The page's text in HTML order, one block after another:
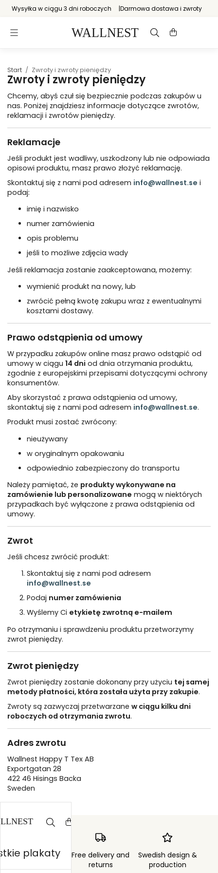
Wysyłka w ciągu 3 dni roboczych Darmowa dostawa i zwroty
Start / Zwroty i zwroty pieniędzy
Zwroty i zwroty pieniędzy
Chcemy, abyś czuł się bezpiecznie podczas zakupów u
nas. Poniżej znajdziesz informacje dotyczące zwrotów,
reklamacji i zwrotów pieniędzy.
Reklamacje
Jeśli produkt jest wadliwy, uszkodzony lub nie odpowiada
opisowi produktu, masz prawo złożyć reklamację.
Skontaktuj się z nami pod adresem info@wallnest.se i
podaj:
imię i nazwisko
numer zamówienia
opis problemu
jeśli to możliwe zdjęcia wady
Jeśli reklamacja zostanie zaakceptowana, możemy:
wymienić produkt na nowy, lub
zwrócić pełną kwotę zakupu wraz z ewentualnymi
kosztami dostawy.
Prawo odstąpienia od umowy
W przypadku zakupów online masz prawo odstąpić od
umowy w ciągu 14 dni od dnia otrzymania produktu,
zgodnie z europejskimi przepisami dotyczącymi ochrony
konsumentów.
Aby skorzystać z prawa odstąpienia od umowy,
skontaktuj się z nami pod adresem info@wallnest.se.
Produkt musi zostać zwrócony:
nieużywany
w oryginalnym opakowaniu
odpowiednio zabezpieczony do transportu
Należy pamiętać, że produkty wykonywane na
zamówienie lub personalizowane mogą w niektórych
przypadkach być wyłączone z prawa odstąpienia od
umowy.
Zwrot
Jeśli chcesz zwrócić produkt:
Skontaktuj się z nami pod adresem
info@wallnest.se
Podaj numer zamówienia
Wyślemy Ci etykietę zwrotną e-mailem
Po otrzymaniu i sprawdzeniu produktu przetworzymy
zwrot pieniędzy.
Zwrot pieniędzy
Zwrot pieniędzy zostanie dokonany przy użyciu tej samej
metody płatności, która została użyta przy zakupie.
Zwroty są zazwyczaj przetwarzane w ciągu kilku dni
roboczych od otrzymania zwrotu.
Adres zwrotu
Wallnest Happy T Tex AB
Exportgatan 28
422 46 Hisings Backa
Sweden
Order sent within
Free delivery and
returns
Swedish design &
production
plakaty